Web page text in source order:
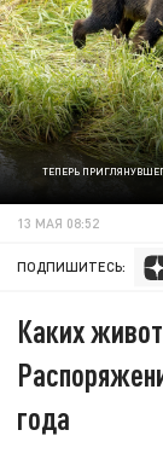
ТЕПЕРЬ
13 МАЯ 08:52
ПОДПИШИТЕСЬ:
Каких
года